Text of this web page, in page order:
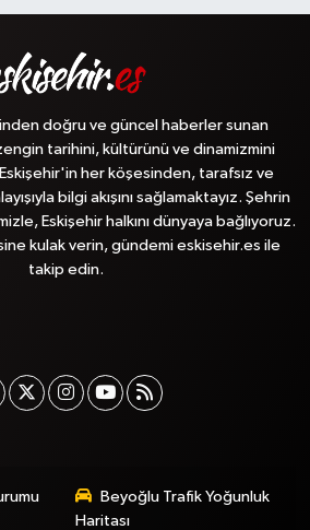
doğru ve güncel haberler sunan
tarihini, kültürünü ve dinamizmini
her köşesinden, tarafsız ve
bilgi akışını sağlamaktayız. Şehrin
Eskişehir halkını dünyaya bağlıyoruz.
kulak verin, gündemi eskisehir.es ile
takip edin.
Beyoğlu Trafik Yoğunluk
Haritası